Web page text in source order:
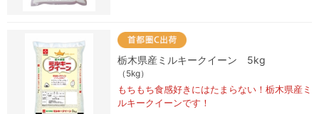
栃木県産ミルキークイーン 5kg
（5kg）
もちもち食感好きにはたまらない！栃木県産ミ
ルキークイーンです！